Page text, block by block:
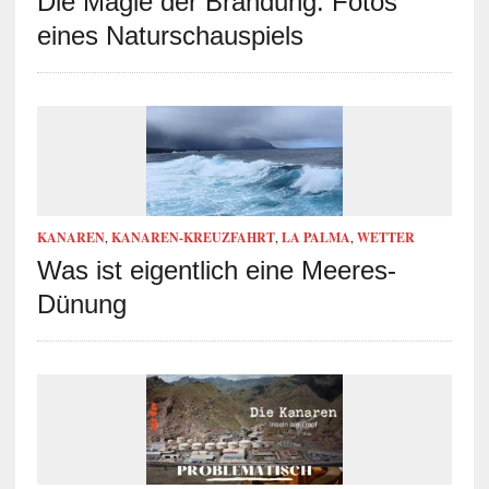
eines Naturschauspiels
KANAREN, KANAREN-KREUZFAHRT, LA PALMA, WETTER
Was ist eigentlich eine Meeres-
Dünung